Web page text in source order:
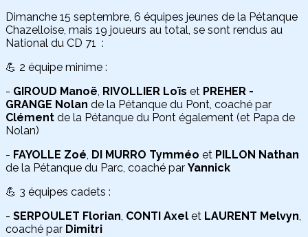
Dimanche 15 septembre, 6 équipes jeunes de la Pétanque
Chazelloise, mais 19 joueurs au total, se sont rendus au
National du CD 71 :
💪 2 équipe minime :
- GIROUD Manoë, RIVOLLIER Loïs et PREHER -
GRANGE Nolan de la Pétanque du Pont, coaché par
Clément de la Pétanque du Pont également (et Papa de
Nolan)
- FAYOLLE Zoé, DI MURRO Tymméo et PILLON Nathan
de la Pétanque du Parc, coaché par Yannick
💪 3 équipes cadets :
- SERPOULET Florian, CONTI Axel et LAURENT Melvyn,
coaché par Dimitri